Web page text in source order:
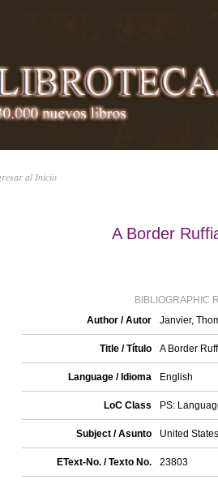
al Inicio
A Border
BIBLIOGRAPHIC
Author / Autor
Janvier,
Title / Título A Border
Language / Idioma English
LoC Class PS:
Subject / Asunto United
EText-No. / Texto No. 23803